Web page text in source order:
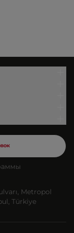
Metropol
Türkiye